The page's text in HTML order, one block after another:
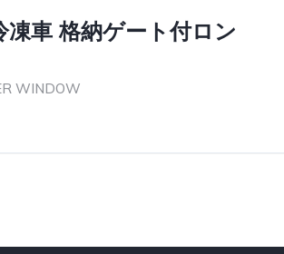
車 格納ゲート付ロン
WINDOW